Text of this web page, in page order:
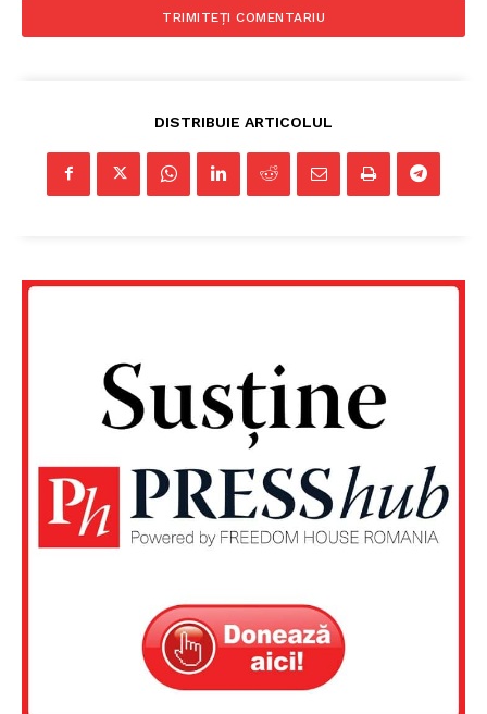
FREEDOM HOUSE ROMÂNIA
PRESShub
Despre noi / Echipa
DISTRIBUIE ARTICOLUL